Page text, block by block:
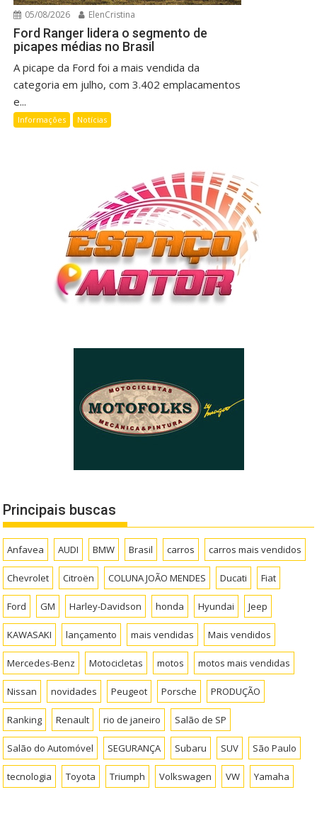
05/08/2026 ElenCristina
Ford Ranger lidera o segmento de
picapes médias no Brasil
A picape da Ford foi a mais vendida da
categoria em julho, com 3.402 emplacamentos
e...
Informações Notícias
Principais buscas
Anfavea AUDI BMW Brasil carros carros mais vendidos
Chevrolet Citroën COLUNA JOÃO MENDES Ducati Fiat
Ford GM Harley-Davidson honda Hyundai Jeep
KAWASAKI lançamento mais vendidas Mais vendidos
Mercedes-Benz Motocicletas motos motos mais vendidas
Nissan novidades Peugeot Porsche PRODUÇÃO
Ranking Renault rio de janeiro Salão de SP
Salão do Automóvel SEGURANÇA Subaru SUV São Paulo
tecnologia Toyota Triumph Volkswagen VW Yamaha